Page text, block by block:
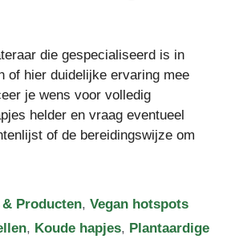
die gespecialiseerd is in
of hier duidelijke ervaring mee
je wens voor volledig
helder en vraag eventueel
of de bereidingswijze om
Producten,Vegan hotspots
, Koude hapjes, Plantaardige